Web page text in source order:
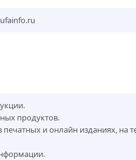
продуктов.
и онлайн изданиях, на